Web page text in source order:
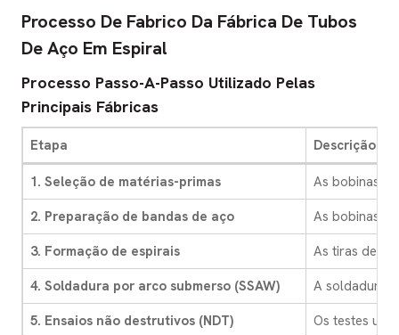
Processo De Fabrico Da Fábrica De Tubos
De Aço Em Espiral
Processo Passo-A-Passo Utilizado Pelas
Principais Fábricas
Etapa Descrição
1. Seleção de matérias-primas
As bobinas
2. Preparação de bandas de aço
As bobinas
3. Formação de espirais
As tiras de
4. Soldadura por arco submerso (SSAW)
A soldadura
5. Ensaios não destrutivos (NDT)
Os testes